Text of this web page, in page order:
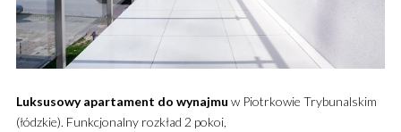
Luksusowy apartament do wynajmu w Piotrkowie Trybunalskim
(łódzkie). Funkcjonalny rozkład 2 pokoi,